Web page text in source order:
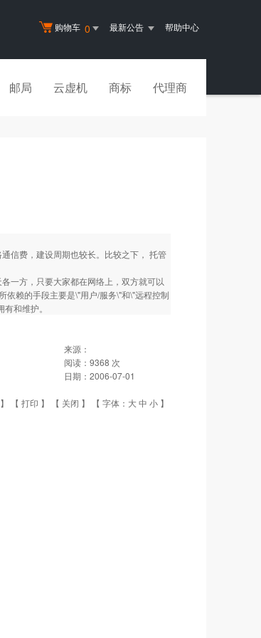
购物车 0 最新公告 帮助中心
邮局 云虚机 商标 代理商
信费，建设周期也较长。比较之下， 托管
一方，只要大家都在网络上，双方就可以
赖的手段主要是\"用户/服务\"和\"远程控制
和维护。
来源：
阅读： 9368 次
日期： 2006-07-01
】 【 打印 】 【 关闭 】 【 字体： 大中 小 】